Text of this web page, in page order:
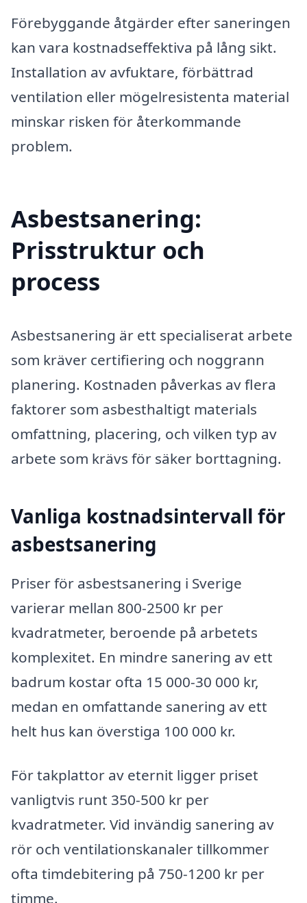
Förebyggande åtgärder efter saneringen
kan vara kostnadseffektiva på lång sikt.
Installation av avfuktare, förbättrad
ventilation eller mögelresistenta material
minskar risken för återkommande
problem.
Asbestsanering:
Prisstruktur och
process
Asbestsanering är ett specialiserat arbete
som kräver certifiering och noggrann
planering. Kostnaden påverkas av flera
faktorer som asbesthaltigt materials
omfattning, placering, och vilken typ av
arbete som krävs för säker borttagning.
Vanliga kostnadsintervall för
asbestsanering
Priser för asbestsanering i Sverige
varierar mellan 800-2500 kr per
kvadratmeter, beroende på arbetets
komplexitet. En mindre sanering av ett
badrum kostar ofta 15 000-30 000 kr,
medan en omfattande sanering av ett
helt hus kan överstiga 100 000 kr.
För takplattor av eternit ligger priset
vanligtvis runt 350-500 kr per
kvadratmeter. Vid invändig sanering av
rör och ventilationskanaler tillkommer
ofta timdebitering på 750-1200 kr per
timme.